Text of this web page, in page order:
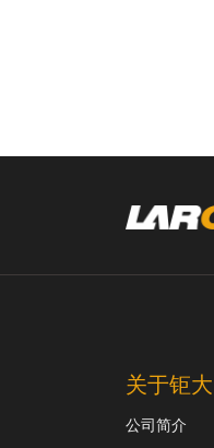
关于钜大
公司简介